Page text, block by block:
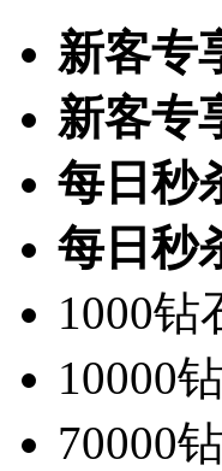
新客专
新客专
每日秒
每日秒
1000钻
10000
70000